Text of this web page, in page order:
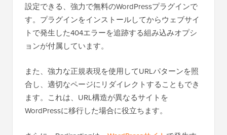
設定できる、強力で無料のWordPressプラグインで
す。プラグインをインストールしてからウェブサイ
トで発生した404エラーを追跡する組み込みオプシ
ョンが付属しています。
また、強力な正規表現を使用してURLパターンを照
合し、適切なページにリダイレクトすることもでき
ます。これは、URL構造が異なるサイトを
WordPressに移行した場合に役立ちます。